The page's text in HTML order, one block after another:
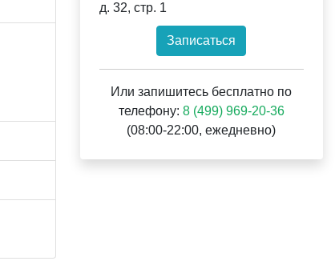
д. 32, стр. 1
Записаться
Или запишитесь бесплатно по
телефону: 8 (499) 969-20-36
(08:00-22:00, ежедневно)